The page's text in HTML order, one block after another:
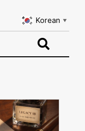
Korean ▼